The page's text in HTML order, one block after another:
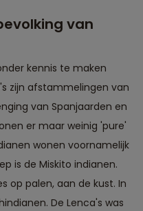
van
kennis te maken
zijn afstammelingen van
van Spanjaarden en
er maar weinig 'pure'
wonen voornamelijk
is de Miskito indianen.
op palen, aan de kust. In
De Lenca's was